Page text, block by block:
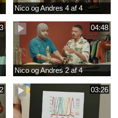
Nico og Andres 4 af 4
04:48
Nico og Andres 2 af 4
03:26